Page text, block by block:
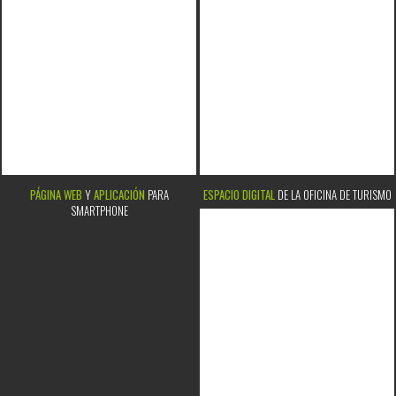
PÁGINA WEB YAPLICACIÓN PARA
SMARTPHONE
ESPACIO DIGITALDE LA OFICINA DE TURISMO